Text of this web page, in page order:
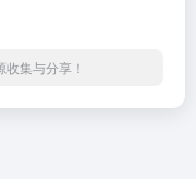
集与分享！